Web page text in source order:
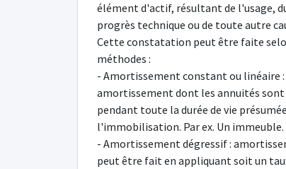
élément d'actif, résultant de l'usage,
progrès technique ou de toute autre
Cette constatation peut être faite
méthodes :
- Amortissement constant ou linéaire :
amortissement dont les annuités sont
pendant toute la durée de vie
l'immobilisation. Par ex. Un immeuble.
- Amortissement dégressif :
peut être fait en appliquant soit un